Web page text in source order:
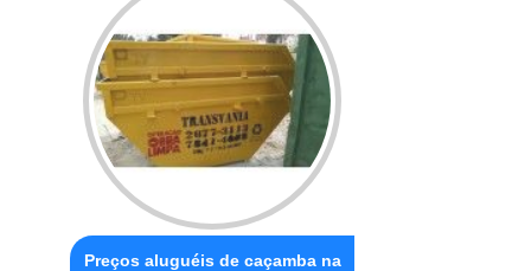
Preços aluguéis de caçamba na